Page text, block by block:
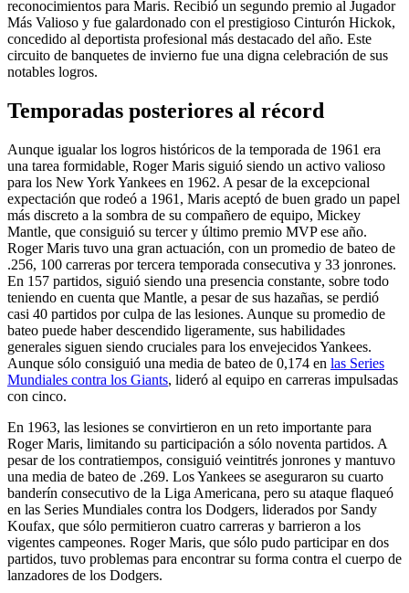
reconocimientos para Maris. Recibió un segundo premio al Jugador
Más Valioso y fue galardonado con el prestigioso Cinturón Hickok,
concedido al deportista profesional más destacado del año. Este
circuito de banquetes de invierno fue una digna celebración de sus
notables logros.
Temporadas posteriores al récord
Aunque igualar los logros históricos de la temporada de 1961 era
una tarea formidable, Roger Maris siguió siendo un activo valioso
para los New York Yankees en 1962. A pesar de la excepcional
expectación que rodeó a 1961, Maris aceptó de buen grado un papel
más discreto a la sombra de su compañero de equipo, Mickey
Mantle, que consiguió su tercer y último premio MVP ese año.
Roger Maris tuvo una gran actuación, con un promedio de bateo de
.256, 100 carreras por tercera temporada consecutiva y 33 jonrones.
En 157 partidos, siguió siendo una presencia constante, sobre todo
teniendo en cuenta que Mantle, a pesar de sus hazañas, se perdió
casi 40 partidos por culpa de las lesiones. Aunque su promedio de
bateo puede haber descendido ligeramente, sus habilidades
generales siguen siendo cruciales para los envejecidos Yankees.
Aunque sólo consiguió una media de bateo de 0,174 en las Series
Mundiales contra los Giants, lideró al equipo en carreras impulsadas
con cinco.
En 1963, las lesiones se convirtieron en un reto importante para
Roger Maris, limitando su participación a sólo noventa partidos. A
pesar de los contratiempos, consiguió veintitrés jonrones y mantuvo
una media de bateo de .269. Los Yankees se aseguraron su cuarto
banderín consecutivo de la Liga Americana, pero su ataque flaqueó
en las Series Mundiales contra los Dodgers, liderados por Sandy
Koufax, que sólo permitieron cuatro carreras y barrieron a los
vigentes campeones. Roger Maris, que sólo pudo participar en dos
partidos, tuvo problemas para encontrar su forma contra el cuerpo de
lanzadores de los Dodgers.